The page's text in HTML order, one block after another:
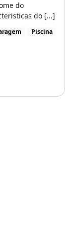
do
do [...]
Piscina